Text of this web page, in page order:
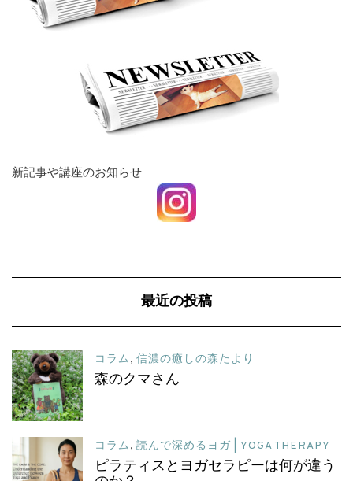
新記事や講座のお知らせ
最近の投稿
コラム, 信濃の癒しの森たより
森のクマさん
コラム, 読んで深めるヨガ | YOGA THERAPY
ピラティスとヨガセラピーは何が違う